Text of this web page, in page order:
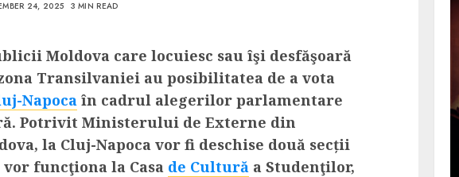
24, 2025 3 MIN READ
Moldova care locuiesc sau îşi desfăşoară
Transilvaniei au posibilitatea de a vota
Napoca în cadrul alegerilor parlamentare
Potrivit Ministerului de Externe din
la Cluj-Napoca vor fi deschise două secții
funcţiona la Casa de Cultură a Studenţilor,
vizita in jurul
cand te afli intr-un
prelungit in
Comoara”?
S. MAY 31, 2023
SpotOn Cluj
Festivalurile Clujului. De
ce atrage Clujul tinerii si
pe cei mai in varsta an de
an?
ALEXANDRU S. DECEMBER 13, 2023